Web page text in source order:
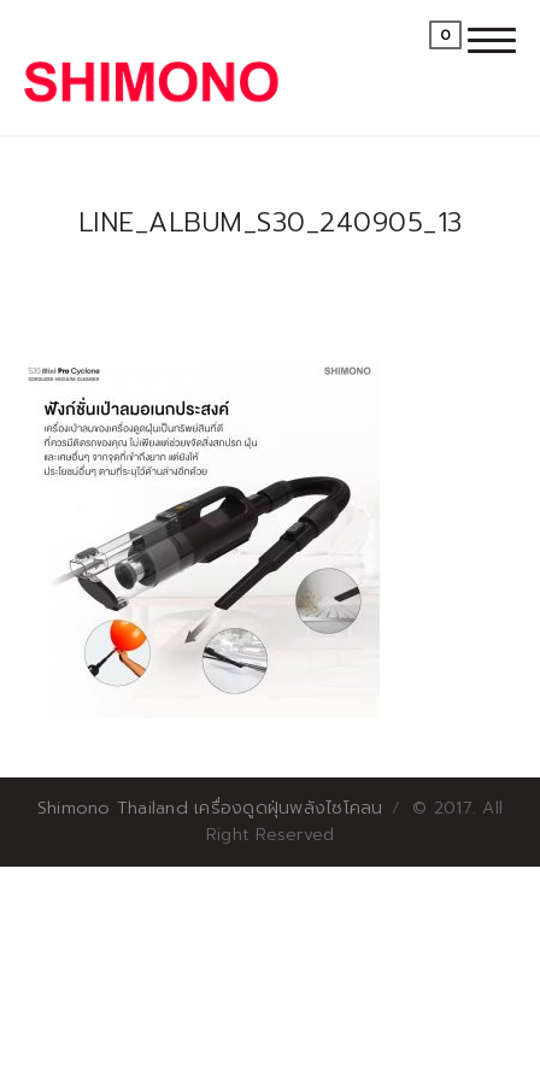
0
LINE_ALBUM_S30_240905_13
Shimono Thailand เครื่องดูดฝุ่นพลังไซโคลน
© 2017. All
Right Reserved